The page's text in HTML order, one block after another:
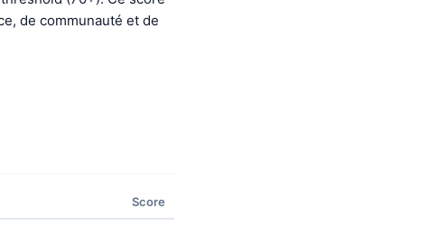
de communauté et de
Score